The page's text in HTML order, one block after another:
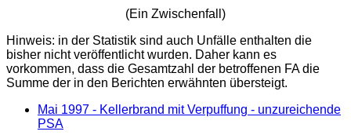
(Ein Zwischenfall)
Hinweis: in der Statistik sind auch Unfälle enthalten die
bisher nicht veröffentlicht wurden. Daher kann es
vorkommen, dass die Gesamtzahl der betroffenen FAdie
Summe der in den Berichten erwähnten übersteigt.
Mai 1997 - Kellerbrand mit Verpuffung - unzureichende
PSA